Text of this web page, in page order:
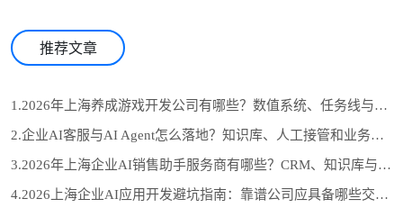
推荐文章
1.2026年上海养成游戏开发公司有哪些？数值系统、任务线与长期运营怎么选
2.企业AI客服与AI Agent怎么落地？知识库、人工接管和业务系统对接流程
3.2026年上海企业AI销售助手服务商有哪些？CRM、知识库与自动跟进怎么选
4.2026上海企业AI应用开发避坑指南：靠谱公司应具备哪些交付证据？